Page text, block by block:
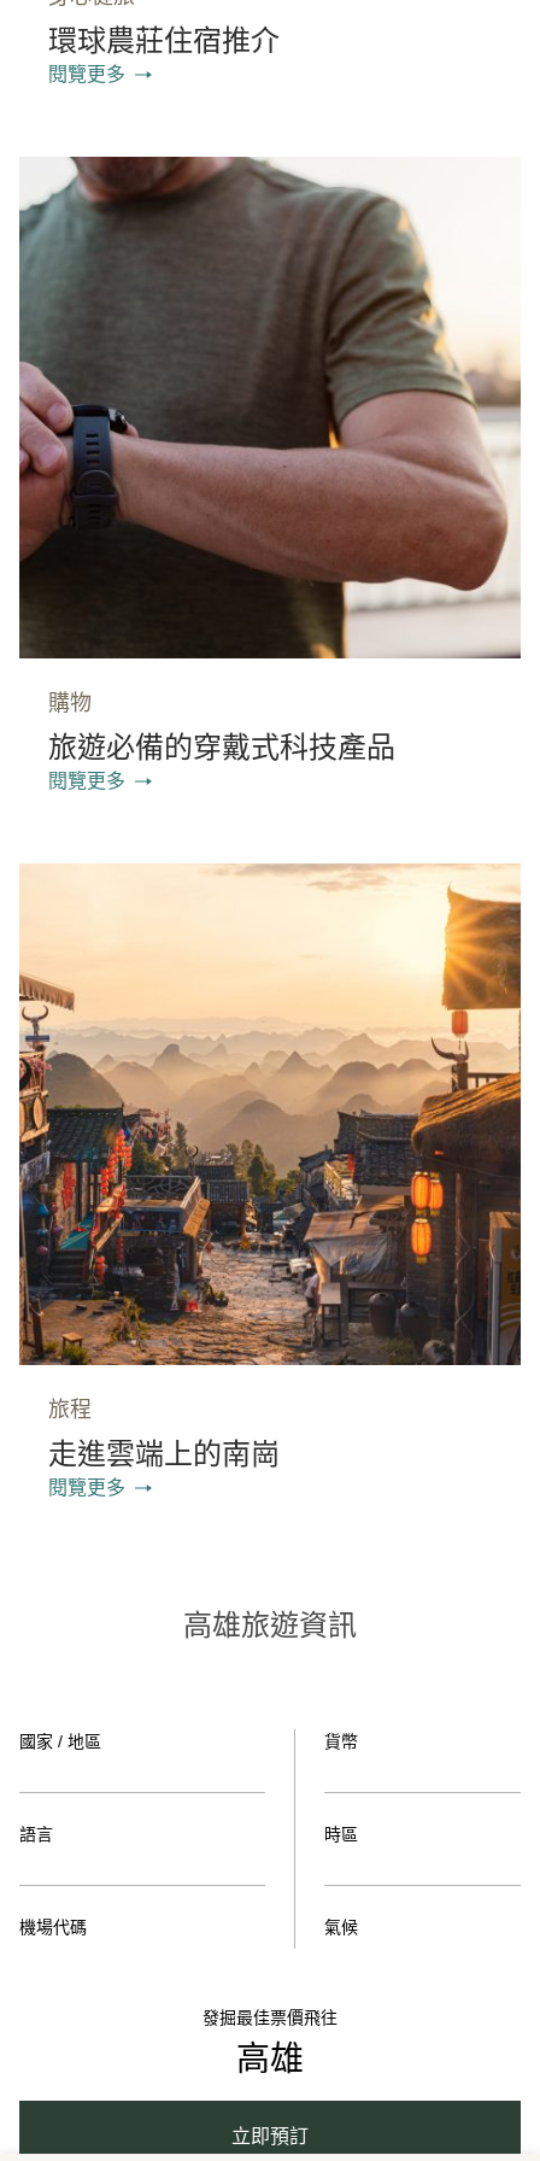
環球農莊住宿推介
閱覽更多
購物
旅遊必備的穿戴式科技產品
閱覽更多
旅程
走進雲端上的南崗
閱覽更多
高雄旅遊資訊
國家 / 地區
語言
機場代碼
貨幣
時區
氣候
發掘最佳票價飛往
高雄
立即預訂